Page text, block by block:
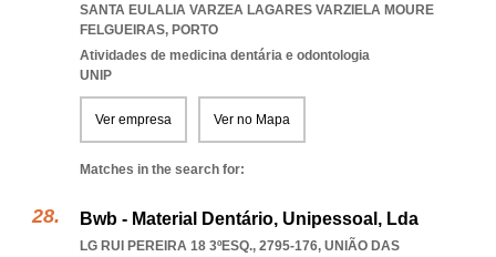
SANTA EULALIA VARZEA LAGARES VARZIELA MOURE
FELGUEIRAS, PORTO
Atividades de medicina dentária e odontologia
UNIP
Ver empresa Ver no Mapa
Matches in the search for:
Bwb - Material Dentário, Unipessoal, Lda
LG RUI PEREIRA 18 3ºESQ., 2795-176, UNIÃO DAS